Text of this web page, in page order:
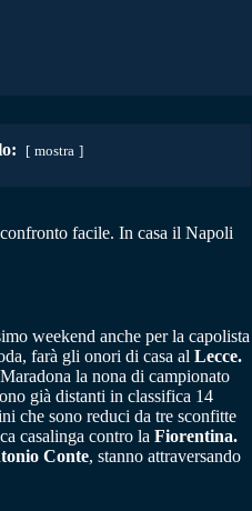
mostra
facile. In casa il Napoli
weekend anche per la capolista
farà gli onori di casa al Lecce.
la nona di campionato
già distanti in classifica 14
che sono reduci da tre sconfitte
casalinga contro la Fiorentina.
Conte, stanno attraversando